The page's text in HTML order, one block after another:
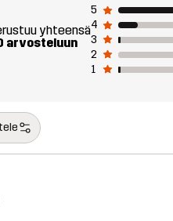
yhteensä
arvosteluun
5
4
3
2
1